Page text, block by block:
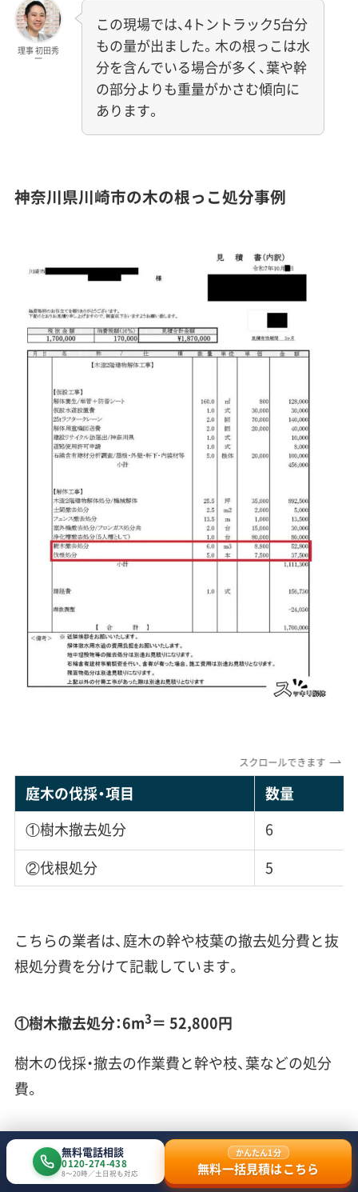
理事 初田秀
一
この現場では、4トントラック5台分
もの量が出ました。木の根っこは水
分を含んでいる場合が多く、葉や幹
の部分よりも重量がかさむ傾向に
あります。
神奈川県川崎市の木の根っこ処分事例
スクロールできます
庭木の伐採・項目
数量
①樹木撤去処分
6
②伐根処分
5
こちらの業者は、庭木の幹や枝葉の撤去処分費と抜
根処分費を分けて記載しています。
①樹木撤去処分：6m3＝ 52,800円
樹木の伐採・撤去の作業費と幹や枝、葉などの処分
費。
②伐根処分：5本 ＝ 37,500円
抜根の作業費と根の処分費。
無料電話相談
0120-274-438
8〜20時／土日祝も対応
かんたん1分
無料一括見積はこちら